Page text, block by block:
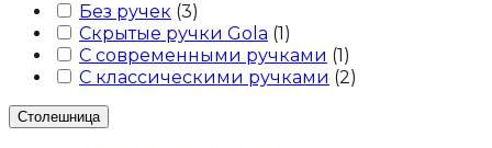
Без ручек (3)
Скрытые ручки Gola (1)
С современными ручками (1)
С классическими ручками (2)
Столешница